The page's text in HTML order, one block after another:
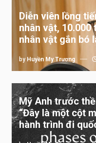
Diễn viên lồng
nhân vật, 10.000
nhân vật gắn bó
by Huyền My Trương
Mỹ Anh trước
“Đây là một cột
hành trình đi